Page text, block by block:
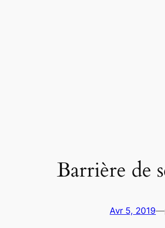
Barrière de
Avr 5, 2019—